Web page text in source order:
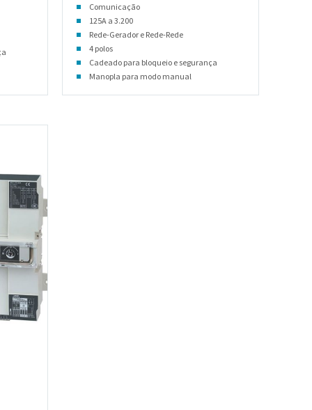
Comunicação
125A a 3.200
Rede-Gerador e Rede-Rede
4 polos
Cadeado para bloqueio e segurança
Manopla para modo manual